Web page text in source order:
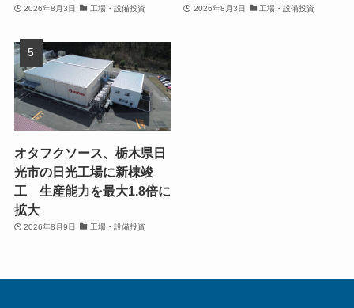
2026年8月3日 工場・設備投資 2026年8月3日 工場・設備投資
オタフクソース、栃木県日
光市の日光工場に新棟竣
工 生産能力を最大1.8倍に
拡大
2026年8月9日 工場・設備投資